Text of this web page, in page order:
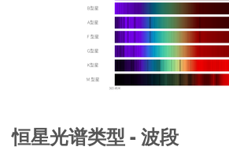
恒星光谱类型 - 波段